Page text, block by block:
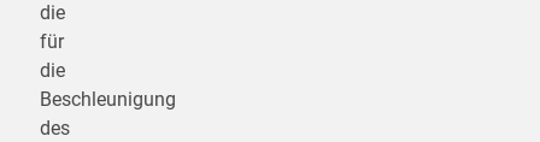
die
für
die
Beschleunigung
des